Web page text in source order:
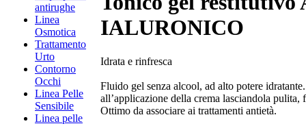
antirughe
Linea
Osmotica
Trattamento
Urto
Contorno
Occhi
Linea Pelle
Sensibile
Linea pelle
IALURONICO
​​​​​​​​​​​Idrata e rinfresca​
Fluido gel senza alcool, ad alto potere
all’applicazione della crema lasciandola pulita,
Ottimo da associare ai trattamenti antietà.